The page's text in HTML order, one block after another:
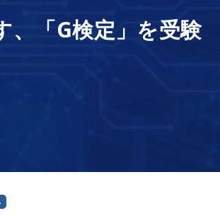
、「G検定」を受験